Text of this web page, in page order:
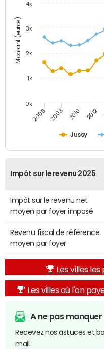
Montant (euros)
Jussy
2006 2008 2010 2012
0k
1k
2k
3k
4k
Impôt sur le revenu 2025
Impôt sur le revenu net
moyen par foyer imposé
Revenu fiscal de référence
moyen par foyer
Les villes
Les villes où l'on
A ne pas manquer
Recevez nos astuces et
mail.